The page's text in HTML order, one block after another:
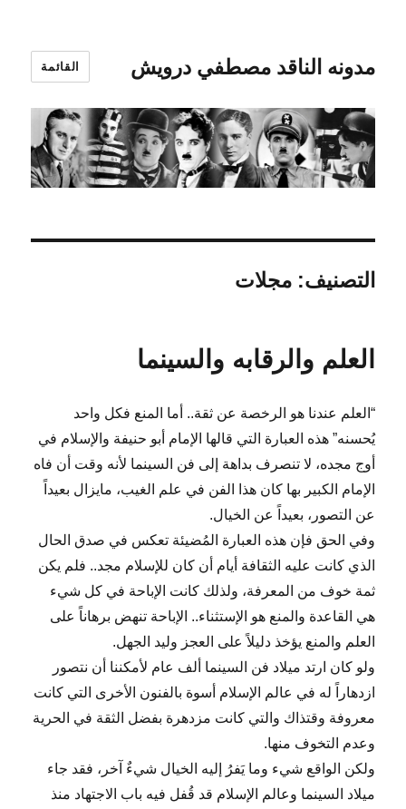
مدونه الناقد مصطفي درويش القائمة
التصنيف:مجلات
العلم والرقابه والسينما
“العلم عندنا هو الرخصة عن ثقة.. أما المنع فكل واحد
يُحسنه” هذه العبارة التي قالها الإمام أبو حنيفة والإسلام في
أوج مجده، لا تنصرف بداهة إلى فن السينما لأنه وقت أن فاه
الإمام الكبير بها كان هذا الفن في علم الغيب، مايزال بعيداً
عن التصور، بعيداً عن الخيال.
وفي الحق فإن هذه العبارة المُضيئة تعكس في صدق الحال
الذي كانت عليه الثقافة أيام أن كان للإسلام مجد.. فلم يكن
ثمة خوف من المعرفة، ولذلك كانت الإباحة في كل شيء
هي القاعدة والمنع هو الإستثناء.. الإباحة تنهض برهاناً على
العلم والمنع يؤخذ دليلاً على العجز وليد الجهل.
ولو كان ارتد ميلاد فن السينما ألف عام لأمكننا أن نتصور
ازدهاراً له في عالم الإسلام أسوة بالفنون الأخرى التي كانت
معروفة وقتذاك والتي كانت مزدهرة بفضل الثقة في الحرية
وعدم التخوف منها.
ولكن الواقع شيء وما يَفرُ إليه الخيال شيءٌ آخر، فقد جاء
ميلاد السينما وعالم الإسلام قد قُفل فيه باب الاجتهاد منذ